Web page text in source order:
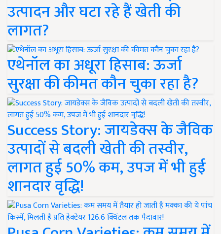
उत्पादन और घटा रहे हैं खेती की
लागत?
एथेनॉल का अधूरा हिसाब: ऊर्जा
सुरक्षा की कीमत कौन चुका रहा है?
Success Story: जायडेक्स के जैविक
उत्पादों से बदली खेती की तस्वीर,
लागत हुई 50% कम, उपज में भी हुई
शानदार वृद्धि!